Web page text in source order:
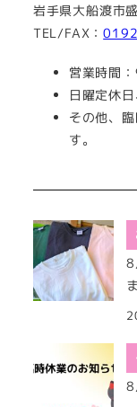
岩手県大船渡市
TEL/FAX：
営業時間
日曜定休
その他、
す。
8
8